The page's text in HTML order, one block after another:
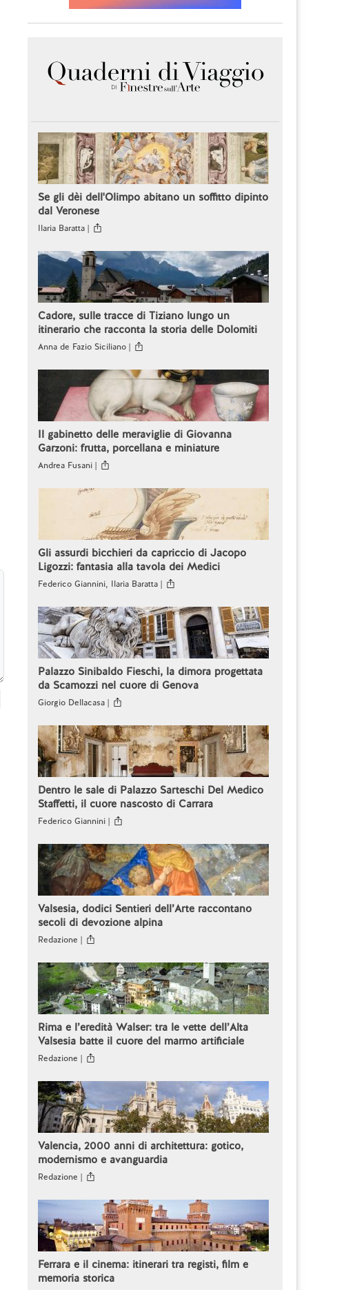
Se gli dèi dell'Olimpo abitano un soffitto dipinto
dal Veronese
Ilaria Baratta |
Cadore, sulle tracce di Tiziano lungo un
itinerario che racconta la storia delle Dolomiti
Anna de Fazio Siciliano |
Il gabinetto delle meraviglie di Giovanna
Garzoni: frutta, porcellana e miniature
Andrea Fusani |
Gli assurdi bicchieri da capriccio di Jacopo
Ligozzi: fantasia alla tavola dei Medici
Federico Giannini, Ilaria Baratta |
Palazzo Sinibaldo Fieschi, la dimora progettata
da Scamozzi nel cuore di Genova
Giorgio Dellacasa |
Dentro le sale di Palazzo Sarteschi Del Medico
Staffetti, il cuore nascosto di Carrara
Federico Giannini |
Valsesia, dodici Sentieri dell’Arte raccontano
secoli di devozione alpina
Redazione |
Rima e l’eredità Walser: tra le vette dell’Alta
Valsesia batte il cuore del marmo artificiale
Redazione |
Valencia, 2000 anni di architettura: gotico,
modernismo e avanguardia
Redazione |
Ferrara e il cinema: itinerari tra registi, film e
memoria storica